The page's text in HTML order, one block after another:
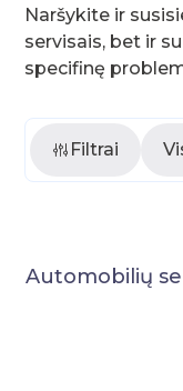
Naršykite ir
servisais, bet ir
specifinę
Filtrai
Automobilių